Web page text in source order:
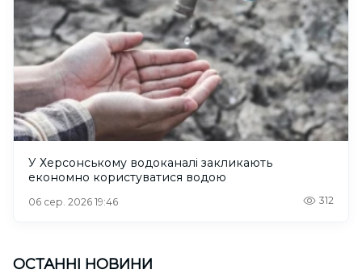
У Херсонському водоканалі закликають
економно користуватися водою
06 сер. 2026 19:46 312
ОСТАННІ НОВИНИ